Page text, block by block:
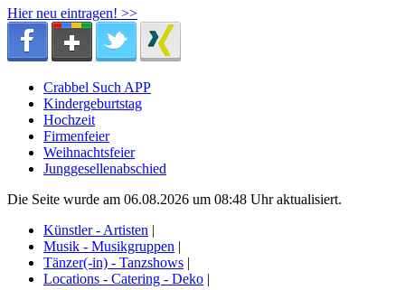
Hier neu eintragen! >>
Crabbel Such APP
Kindergeburtstag
Hochzeit
Firmenfeier
Weihnachtsfeier
Junggesellenabschied
Die Seite wurde am 06.08.2026 um 08:48 Uhr aktualisiert.
Künstler - Artisten |
Musik - Musikgruppen |
Tänzer(-in) - Tanzshows |
Locations - Catering - Deko |